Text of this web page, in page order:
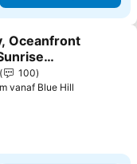
aan favorieten
Oceanfront
Porch &
100
vanaf Blue Hill